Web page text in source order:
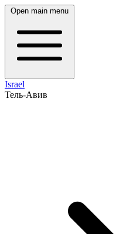
Open main menu
Israel
Тель-Авив